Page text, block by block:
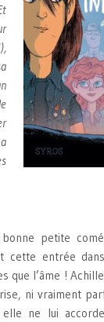
petite
cette entrée
que l’âme !
ni vraiment
ne lui